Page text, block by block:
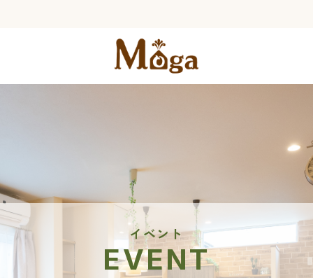
イベント
EVENT